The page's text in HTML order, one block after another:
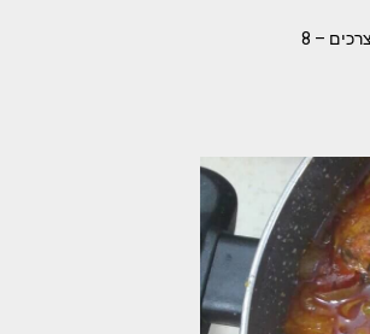
עוף בתנור בטעם של אמא – מהמטבח של פעם הכי טעים שיש ב עוף שתמיד מצליח קרדיט עינת רז המצרכים – 8